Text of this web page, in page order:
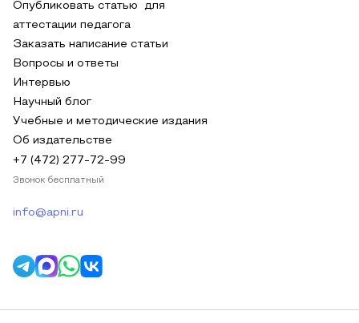
Опубликовать статью для
аттестации педагога
Заказать написание статьи
Вопросы и ответы
Интервью
Научный блог
Учебные и методические издания
Об издательстве
+7 (472) 277-72-99
Звонок бесплатный
info@apni.ru